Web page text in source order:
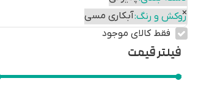
روکش و رنگ:آبکاری مسی
×
فقط کالای موجود
فیلتر قیمت